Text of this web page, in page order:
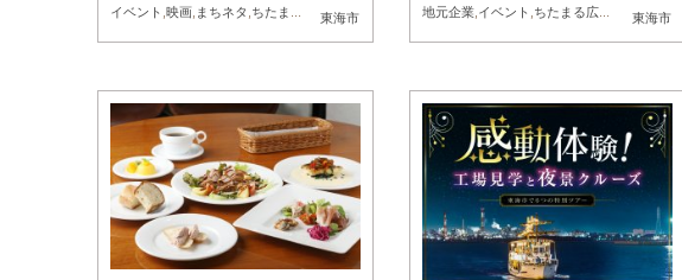
東海市
イベント ,映画, まちネタ ,ちたまる広告 ,ペット 東海市
地元企業,イベント ,ちたまる広告 親子,家族